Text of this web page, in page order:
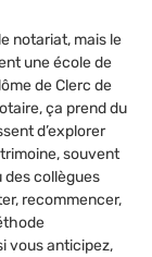
notariat, mais le
une école de
de Clerc de
ça prend du
d’explorer
souvent
des collègues
recommencer,
vous anticipez,